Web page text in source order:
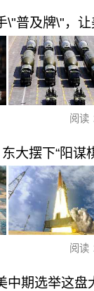
\"普及牌\"，让
阅读
大摆下“阳谋
阅读
中期选举这盘